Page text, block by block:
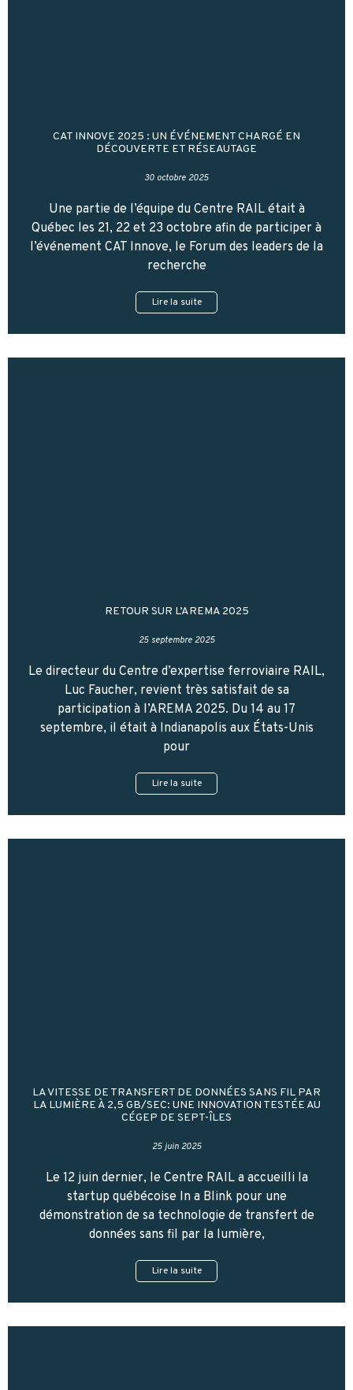
CAT INNOVE 2025 : UN ÉVÉNEMENT CHARGÉ EN
DÉCOUVERTE ET RÉSEAUTAGE
30 octobre 2025
Une partie de l’équipe du Centre RAIL était à
Québec les 21, 22 et 23 octobre afin de participer à
l’événement CAT Innove, le Forum des leaders de la
recherche
Lire la suite
RETOUR SUR L’AREMA 2025
25 septembre 2025
Le directeur du Centre d’expertise ferroviaire RAIL,
Luc Faucher, revient très satisfait de sa
participation à l’AREMA 2025. Du 14 au 17
septembre, il était à Indianapolis aux États-Unis
pour
Lire la suite
LA VITESSE DE TRANSFERT DE DONNÉES SANS FIL PAR
LA LUMIÈRE À 2,5 GB/SEC: UNE INNOVATION TESTÉE AU
CÉGEP DE SEPT-ÎLES
25 juin 2025
Le 12 juin dernier, le Centre RAIL a accueilli la
startup québécoise In a Blink pour une
démonstration de sa technologie de transfert de
données sans fil par la lumière,
Lire la suite